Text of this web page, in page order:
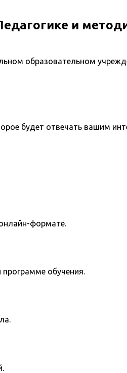
и
образовательном
будет отвечать вашим
формате.
обучения.